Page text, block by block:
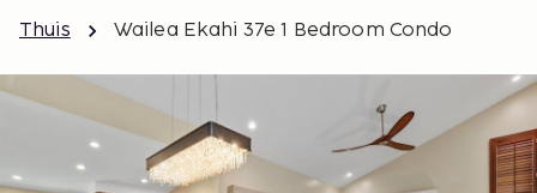
Thuis Wailea Ekahi 37e 1 Bedroom Condo